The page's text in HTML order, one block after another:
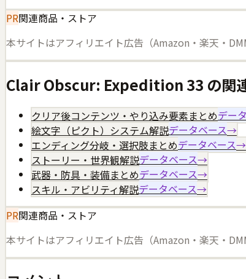
PR関連商品・ストア
本サイトはアフィリエイト広告（Amazon・楽天・
Clair Obscur: Expedition 33 の関
クリア後コンテンツ・やり込み要素まとめデー
絵文字（ピクト）システム解説データベース→
エンディング分岐・選択肢まとめデータベース→
ストーリー・世界観解説データベース→
武器・防具・装備まとめデータベース→
スキル・アビリティ解説データベース→
PR関連商品・ストア
本サイトはアフィリエイト広告（Amazon・楽天・